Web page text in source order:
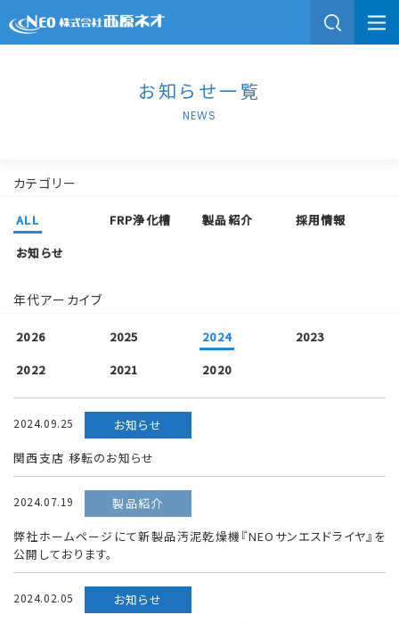
お知らせ一覧
NEWS
カテゴリー
ALL FRP浄化槽 製品紹介
採用情報
お知らせ
年代アーカイブ
2026 2025 2024
2023
2022
2021 2020
2024.09.25
お知らせ
関西支店 移転のお知らせ
2024.07.19
製品紹介
弊社ホームページにて新製品汚泥乾燥機『NEOサンエスドライヤ』を
公開しております。
2024.02.05
お知らせ